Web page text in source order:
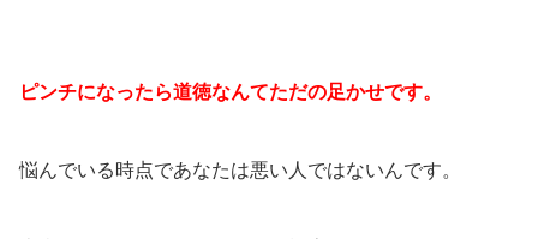
ピンチになったら道徳なんてただの足かせです。
悩んでいる時点であなたは悪い人ではないんです。